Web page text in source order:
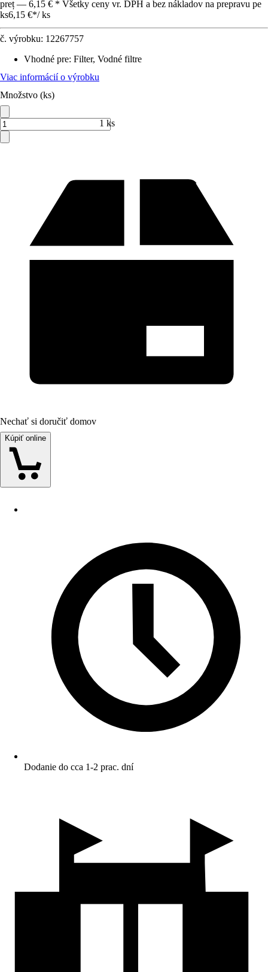
preț — 6,15 € * Všetky ceny vr. DPH a bez nákladov na prepravu pe
ks6,15 €*/ ks
č. výrobku: 12267757
Vhodné pre: Filter, Vodné filtre
Viac informácií o výrobku
Množstvo (ks)
1 ks
Nechať si doručiť domov
Kúpiť online
Dodanie do cca 1-2 prac. dní